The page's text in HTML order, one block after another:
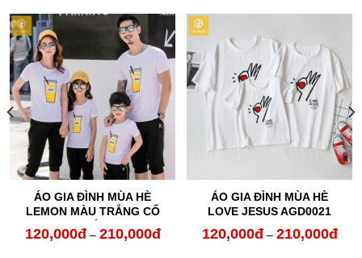
ÁO GIA ĐÌNH MÙA HÈ
LEMON MÀU TRẮNG CỔ
TRÒN
120,000đ – 210,000đKhoảng
ÁO GIA ĐÌNH MÙA HÈ
LOVE JESUS AGD0021
120,000đ – 210,000đ